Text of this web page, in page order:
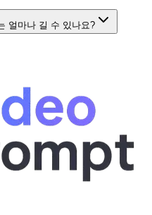
얼마나 길 수 있나요?